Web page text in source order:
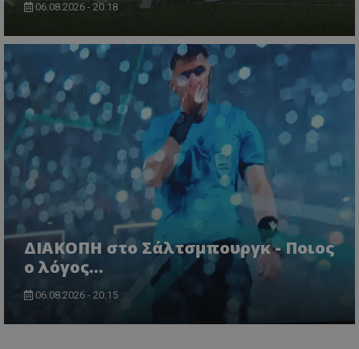
06.08.2026 - 20:18
ΔΙΑΚΟΠΗ στο Σάλτσμπουργκ - Ποιος
ο λόγος...
06.08.2026 - 20:15